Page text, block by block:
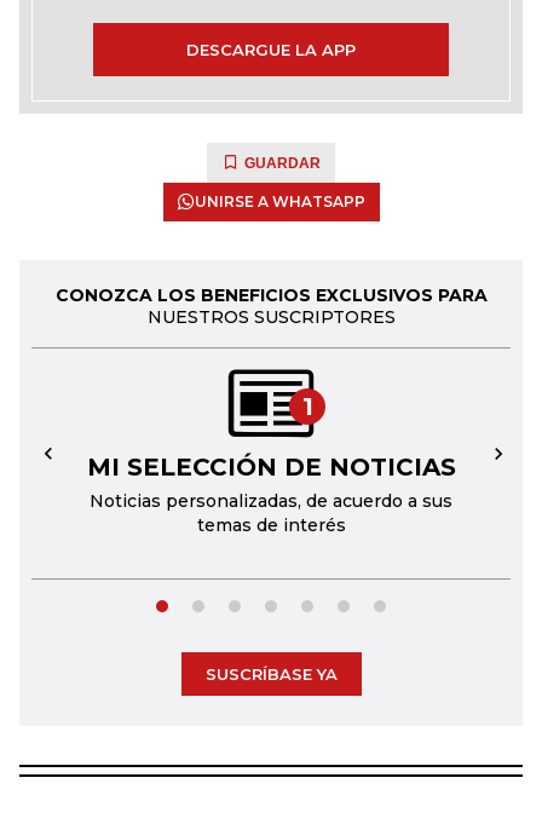
DESCARGUE LA APP
GUARDAR
UNIRSE A WHATSAPP
CONOZCA LOS BENEFICIOS EXCLUSIVOS PARA
NUESTROS SUSCRIPTORES
1
MI SELECCIÓN DE NOTICIAS
Noticias personalizadas, de acuerdo a sus
temas de interés
← →
SUSCRÍBASE YA